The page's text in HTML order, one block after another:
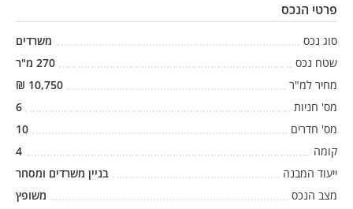
פרטי הנכס
סוג נכס
משרדים
שטח נכס
270 מ"ר
מחיר למ"ר
10,750
₪
מס' חניות
6
מס' חדרים
10
קומה
4
ייעוד המבנה
בניין משרדים ומסחר
מצב הנכס
משופץ